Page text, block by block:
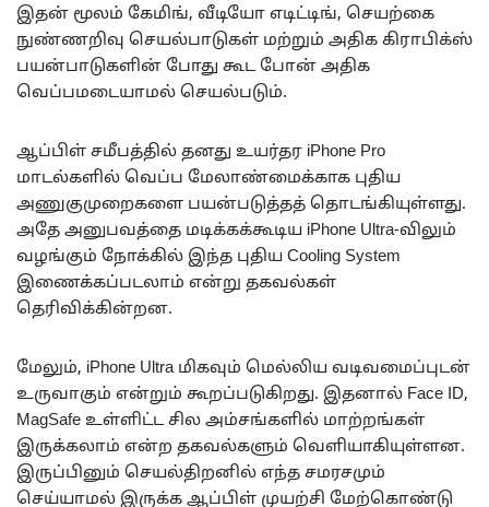
இதன் மூலம் கேமிங், வீடியோ எடிட்டிங், செயற்கை
நுண்ணறிவு செயல்பாடுகள் மற்றும் அதிக கிராபிக்ஸ்
பயன்பாடுகளின் போது கூட போன் அதிக
வெப்பமடையாமல் செயல்படும்.
ஆப்பிள் சமீபத்தில் தனது உயர்தர iPhone Pro
மாடல்களில் வெப்ப மேலாண்மைக்காக புதிய
அணுகுமுறைகளை பயன்படுத்தத் தொடங்கியுள்ளது.
அதே அனுபவத்தை மடிக்கக்கூடிய iPhone Ultra-விலும்
வழங்கும் நோக்கில் இந்த புதிய Cooling System
இணைக்கப்படலாம் என்று தகவல்கள்
தெரிவிக்கின்றன.
மேலும், iPhone Ultra மிகவும் மெல்லிய வடிவமைப்புடன்
உருவாகும் என்றும் கூறப்படுகிறது. இதனால் Face ID,
MagSafe உள்ளிட்ட சில அம்சங்களில் மாற்றங்கள்
இருக்கலாம் என்ற தகவல்களும் வெளியாகியுள்ளன.
இருப்பினும் செயல்திறனில் எந்த சமரசமும்
செய்யாமல் இருக்க ஆப்பிள் முயற்சி மேற்கொண்டு